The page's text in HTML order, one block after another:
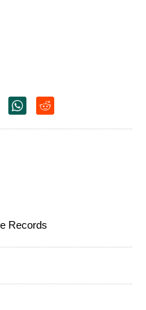
Records